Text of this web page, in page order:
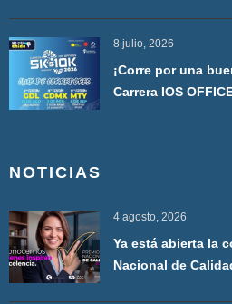
8 julio, 2026
¡Corre por una
Carrera IOS
NOTICIAS
4 agosto, 2026
Ya está abierta la
Nacional de